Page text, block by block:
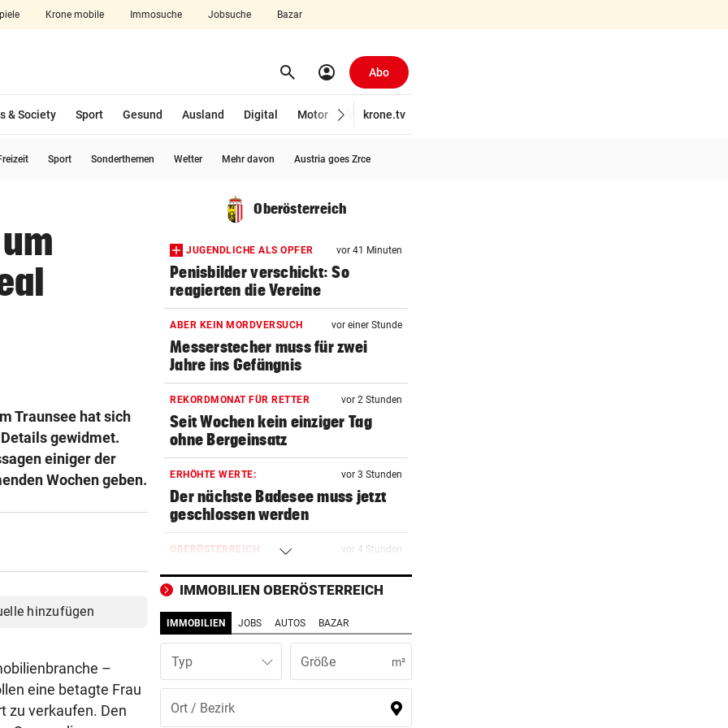
Krone mobile Immosuche Jobsuche Bazar
aufklappen search Suchen
account_circle Abo
& Society Sport Gesund Ausland Digital Motor Wirtschaft
krone.tv
Sport Sonderthemen Wetter Mehr davon Austria goes Zrce
Traunsee hat sich
gewidmet.
einiger der
Wochen geben.
hinzufügen
–
eine betagte Frau
zu verkaufen. Den
Oberösterreich
JUGENDLICHE ALS OPFER vor 41 Minuten
Penisbilder verschickt: So
reagierten die Vereine
ABER KEIN MORDVERSUCH vor einer Stunde
Messerstecher muss für zwei
Jahre ins Gefängnis
REKORDMONAT FÜR RETTER vor 2 Stunden
Seit Wochen kein einziger Tag
ohne Bergeinsatz
ERHÖHTE WERTE: vor 3 Stunden
Der nächste Badesee muss jetzt
geschlossen werden
OBERÖSTERREICH vor 4 Stunden
„Wer will mich?“: Diese Tiere
haben kein Zuhause
FEUERWEHR-AUSSTATTER vor 5 Stunden
Waldbrände „befeuern“ das
Geschäft von Rosenbauer
vor 5 Stunden
Regeln bei Deutschkursen werden
IMMOBILIEN OBERÖSTERREICH
IMMOBILIEN JOBS AUTOS BAZAR
Typ m²